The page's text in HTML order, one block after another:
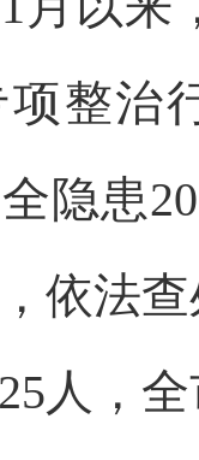
整治
隐患
依法
人，